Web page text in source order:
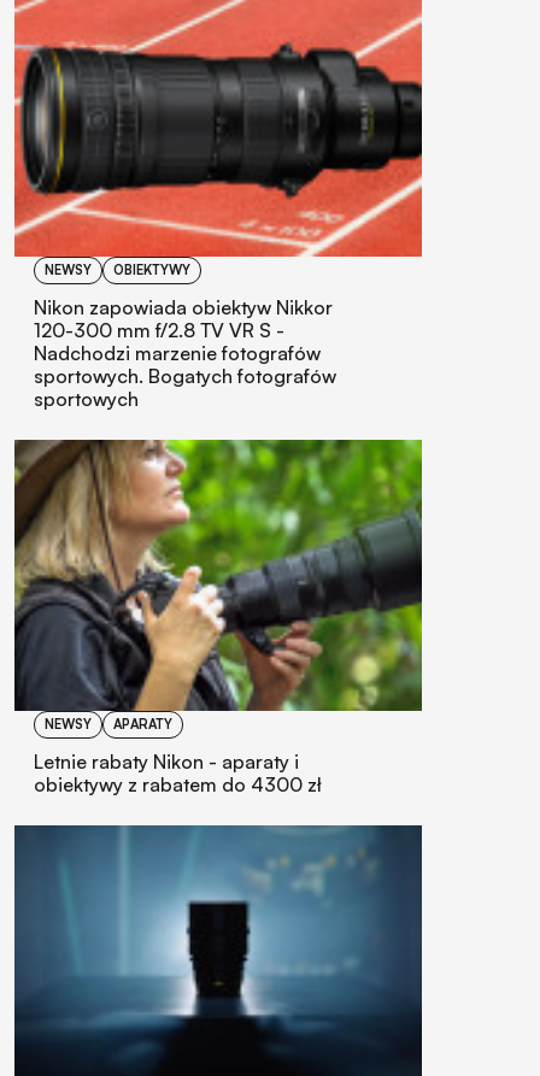
NEWSY OBIEKTYWY
Nikon zapowiada obiektyw Nikkor
120-300 mm f/2.8 TV VR S -
Nadchodzi marzenie fotografów
sportowych. Bogatych fotografów
sportowych
NEWSY APARATY
Letnie rabaty Nikon - aparaty i
obiektywy z rabatem do 4300 zł